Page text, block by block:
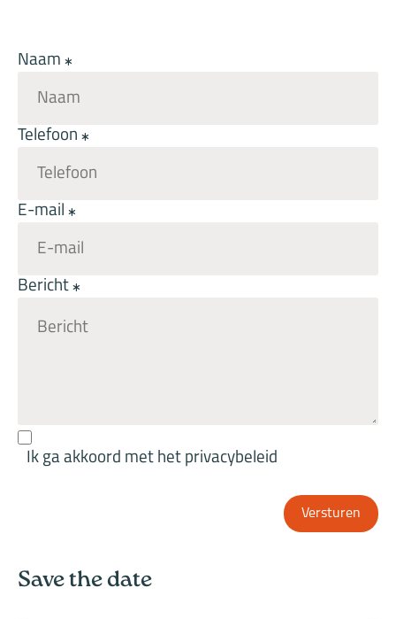
Naam
Telefoon
E-mail
Bericht
Ik ga akkoord met het privacybeleid
Versturen
Save the date